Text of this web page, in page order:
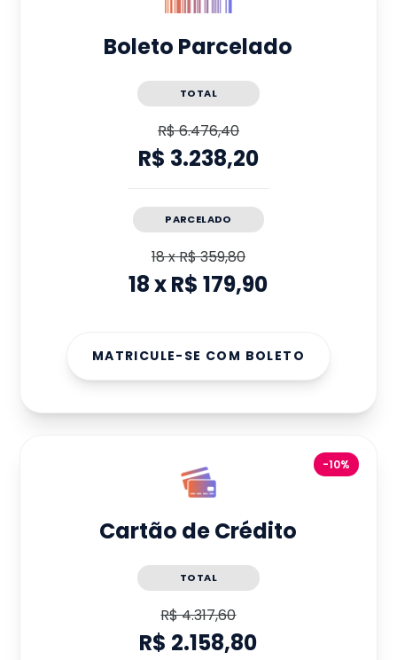
Boleto Parcelado
TOTAL
R$ 6.476,40
R$ 3.238,20
PARCELADO
18xR$ 359,80
18xR$ 179,90
MATRICULE-SE COM BOLETO
-10%
Cartão de Crédito
TOTAL
R$ 4.317,60
R$ 2.158,80